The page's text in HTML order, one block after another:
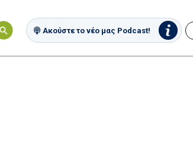
Ακούστε το νέο μας Podcast!